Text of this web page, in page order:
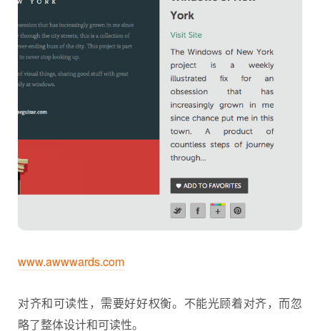
www.awwwards.com
对齐和可读性，需要好好权衡。不能光顾着对齐，而忽
略了整体设计和可读性。